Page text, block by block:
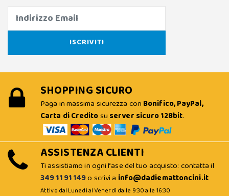
SHOPPING SICURO
Paga in massima sicurezza con Bonifico, PayPal,
Carta di Creditosu server sicuro 128bit.
ASSISTENZA CLIENTI
Ti assistiamo in ogni fase del tuo acquisto: contatta il
349 11 91 149o scrivi a info@dadiemattoncini.it
Attivo dal Lunedì al Venerdì dalle 9:30 alle 16:30